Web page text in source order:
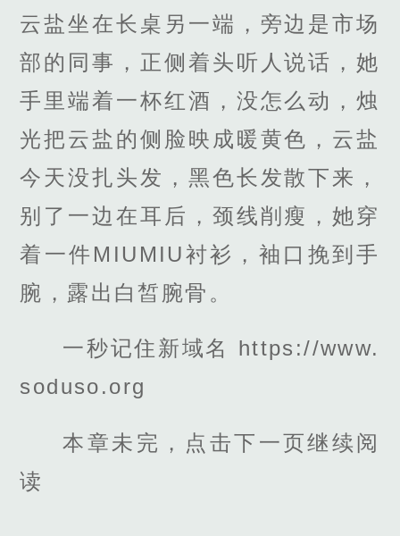
云盐坐在长桌另一端，旁边是市场
部的同事，正侧着头听人说话，她
手里端着一杯红酒，没怎么动，烛
光把云盐的侧脸映成暖黄色，云盐
今天没扎头发，黑色长发散下来，
别了一边在耳后，颈线削瘦，她穿
着一件MIUMIU衬衫，袖口挽到手
腕，露出白皙腕骨。
一秒记住新域名 https://www.
soduso.org
本章未完，点击下一页继续阅
读